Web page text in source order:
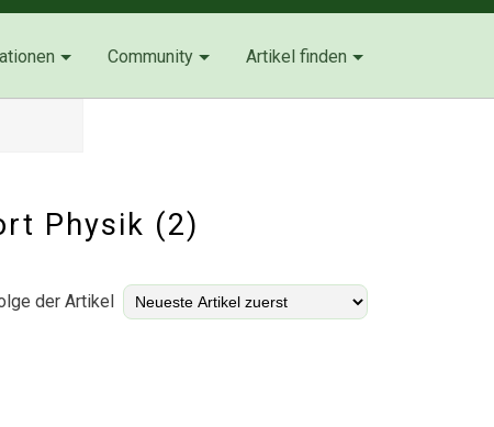
Community Artikel finden
Physik (2)
der Artikel